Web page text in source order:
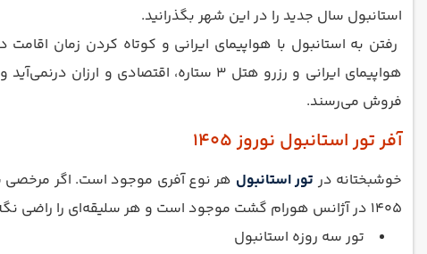
استانبول سال جدید را در این شهر بگذرانید.
هواپیمای ایرانی و رزرو هتل 3 ستاره، اقتصادی و ارزان درنمی‌آید و به دلیل اوج سفر ایرانیان کلیۀ تورهای خارجی از جمله
فروش می‌رسند.
آفر تور استانبول نوروز 1405
خوشبختانه در تور استانبول هر نوع آفری موجود است. اگر مرخصی
1405 در آژانس هورام گشت موجود است و هر سلیقه‌ای را راضی نگه می‌دارد. در ادامه آفر تور استانبول نوروز 1405 را به شما معرفی می‌کنیم.
تور سه روزه استانبول